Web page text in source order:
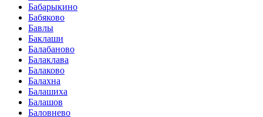
Бабарыкино
Бабяково
Бавлы
Баклаши
Балабаново
Балаклава
Балаково
Балахна
Балашиха
Балашов
Баловнево